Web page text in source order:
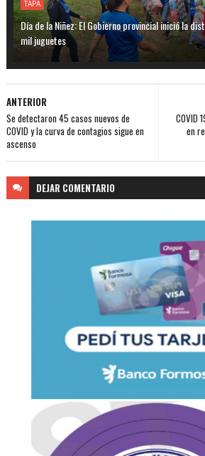
TAPA
Día de la Niñez: El Gobierno provincial inició la
mil juguetes
COVID
en
ANTERIOR
Se detectaron 45 casos nuevos de
COVID y la curva de contagios sigue en
ascenso
DEJAR COMENTARIO